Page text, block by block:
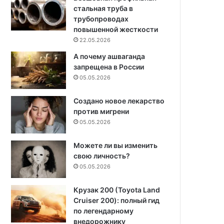
стальная труба в
трубопроводах
повышенной жесткости
22.05.2026
А почему ашваганда
запрещена в России
05.05.2026
Создано новое лекарство
против мигрени
05.05.2026
Можете ли вы изменить
свою личность?
05.05.2026
Крузак 200 (Toyota Land
Cruiser 200): полный гид
по легендарному
внедорожнику